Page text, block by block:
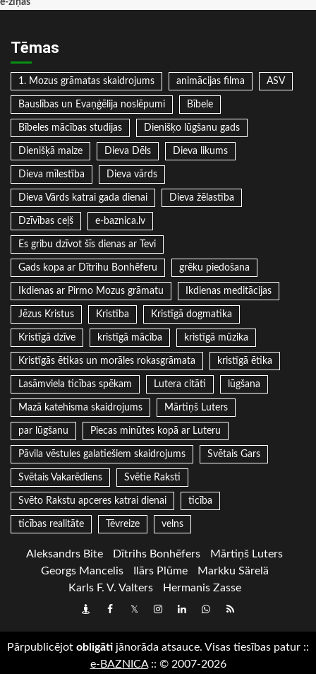
e-ziņas
Tēmas
1. Mozus grāmatas skaidrojums animācijas filma ASV
Bauslības un Evaņģēlija noslēpumi Bībele
Bībeles mācības studijas Dienišķo lūgšanu gads
Dienišķā maize Dieva Dēls Dieva likums
Dieva mīlestība Dieva vārds
Dieva Vārds katrai gada dienai Dieva žēlastība
Dzīvības ceļš e-baznica.lv
Es gribu dzīvot šīs dienas ar Tevi
Gads kopa ar Dītrihu Bonhēferu grēku piedošana
Ikdienas ar Pirmo Mozus grāmatu Ikdienas meditācijas
Jēzus Kristus Kristība Kristīgā dogmatika
Kristīgā dzīve kristīgā mācība kristīgā mūzika
Kristīgās ētikas un morāles rokasgrāmata kristīgā ētika
Lasāmviela ticības spēkam Lutera citāti lūgšana
Mazā katehisma skaidrojums Mārtiņš Luters
par lūgšanu Piecas minūtes kopā ar Luteru
Pāvila vēstules galatiešiem skaidrojums Svētais Gars
Svētais Vakarēdiens Svētie Raksti
Svēto Rakstu apceres katrai dienai ticība
ticības realitāte Tēvreize velns
Aleksandrs Bite Dītrihs Bonhēfers
Mārtiņš Luters
Georgs Mancelis
Ilārs Plūme
Markku Särelä
Karls F. V. Valters
Hermanis Zasse
DraugiemFacebook
TwitterInstagram
LinkedInwhatsapp
RSS
Pārpublicējot obligāti jānorāda atsauce. Visas tiesības patur ::
e-BAZNICA:: © 2007-2026